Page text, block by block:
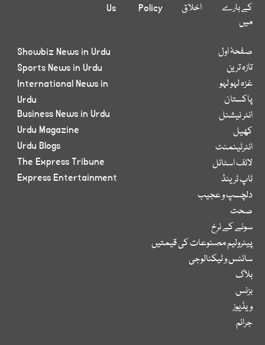
کے بارے
میں
اخلاق Policy
Us
صفحۂ اول
تازہ ترین
غزہ لہو لہو
پاکستان
انٹر نیشنل
کھیل
انٹرٹینمنٹ
لائف اسٹائل
ٹاپ ٹرینڈ
دلچسپ و عجیب
صحت
سونے کے نرخ
پیٹرولیم مصنوعات کی قیمتیں
سائنس و ٹیکنالوجی
بلاگ
بزنس
ویڈیوز
جرائم
Showbiz News in Urdu
Sports News in Urdu
International News in
Urdu
Business News in Urdu
Urdu Magazine
Urdu Blogs
The Express Tribune
Express Entertainment